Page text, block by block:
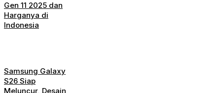
Gen 11 2025 dan
Harganya di
Indonesia
Samsung Galaxy
S26 Siap
Meluncur, Desain